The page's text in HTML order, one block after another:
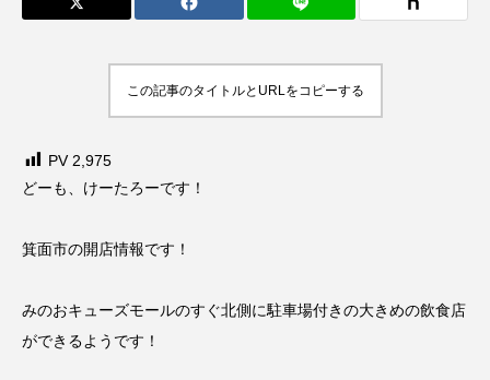
この記事のタイトルとURLをコピーする
PV 2,975
どーも、けーたろーです！
箕面市の開店情報です！
みのおキューズモールのすぐ北側に駐車場付きの大きめの飲食店
ができるようです！